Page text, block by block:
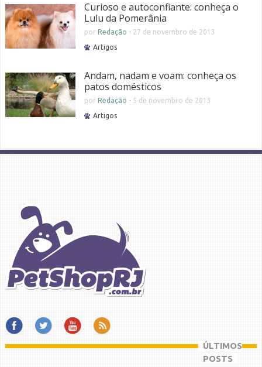
Curioso e autoconfiante: conheça o
Lulu da Pomerânia
por Redação - 27 de novembro de 2013
Artigos
Andam, nadam e voam: conheça os
patos domésticos
por Redação - 5 de novembro de 2013
Artigos
ÚLTIMOS
POSTS